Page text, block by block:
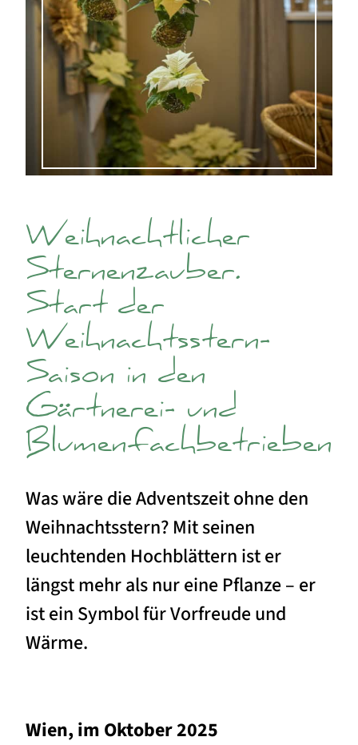
Weihnachtlicher
Sternenzauber.
Start der
Weihnachtsstern-
Saison in den
Gärtnerei- und
Blumenfachbetrieben
Was wäre die Adventszeit ohne den
Weihnachtsstern? Mit seinen
leuchtenden Hochblättern ist er
längst mehr als nur eine Pflanze – er
ist ein Symbol für Vorfreude und
Wärme.
Wien, im Oktober 2025